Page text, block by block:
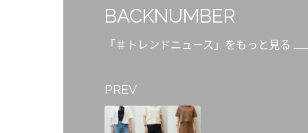
BACKNUMBER
「＃トレンドニュース」をもっと見る
PREV